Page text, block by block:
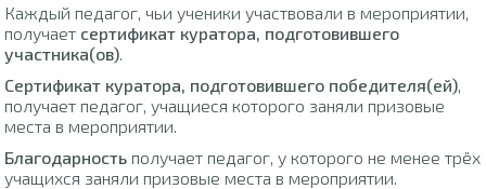
Каждый педагог, чьи ученики участвовали в мероприятии,
получает сертификат куратора, подготовившего
участника(ов).
Сертификат куратора, подготовившего победителя(ей),
получает педагог, учащиеся которого заняли призовые
места в мероприятии.
Благодарность получает педагог, у которого не менее трёх
учащихся заняли призовые места в мероприятии.